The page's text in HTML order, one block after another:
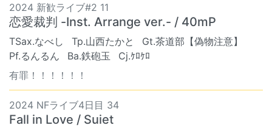
2024 新歓ライブ#2 11
恋愛裁判 -Inst. Arrange ver.- / 40mP
TSax.なべし Tp.山西たかと
Gt.茶道部【偽物注意】
Pf.るんるん
Ba.鉄砲玉
Cj.ｹﾛｹﾛ
有罪！！！！！！
2024 NFライブ4日目 34
Fall in Love / Suiet